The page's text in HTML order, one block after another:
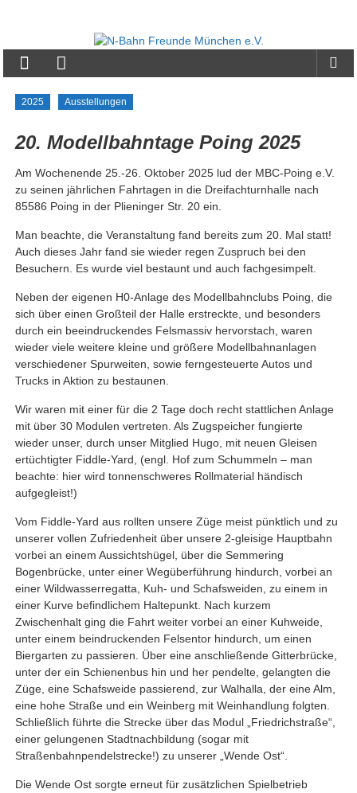
Bahn
Freunde
e.V.
2025 Ausstellungen
20. Modellbahntage Poing 2025
Am Wochenende 25.-26. Oktober 2025 lud der MBC-Poing e.V.
zu seinen jährlichen Fahrtagen in die Dreifachturnhalle nach
85586 Poing in der Plieninger Str. 20 ein.
Man beachte, die Veranstaltung fand bereits zum 20. Mal statt!
Auch dieses Jahr fand sie wieder regen Zuspruch bei den
Besuchern. Es wurde viel bestaunt und auch fachgesimpelt.
Neben der eigenen H0-Anlage des Modellbahnclubs Poing, die
sich über einen Großteil der Halle erstreckte, und besonders
durch ein beeindruckendes Felsmassiv hervorstach, waren
wieder viele weitere kleine und größere Modellbahnanlagen
verschiedener Spurweiten, sowie ferngesteuerte Autos und
Trucks in Aktion zu bestaunen.
Wir waren mit einer für die 2 Tage doch recht stattlichen Anlage
mit über 30 Modulen vertreten. Als Zugspeicher fungierte
wieder unser, durch unser Mitglied Hugo, mit neuen Gleisen
ertüchtigter Fiddle-Yard, (engl. Hof zum Schummeln – man
beachte: hier wird tonnenschweres Rollmaterial händisch
aufgegleist!)
Vom Fiddle-Yard aus rollten unsere Züge meist pünktlich und zu
unserer vollen Zufriedenheit über unsere 2-gleisige Hauptbahn
vorbei an einem Aussichtshügel, über die Semmering
Bogenbrücke, unter einer Wegüberführung hindurch, vorbei an
einer Wildwasserregatta, Kuh- und Schafsweiden, zu einem in
einer Kurve befindlichem Haltepunkt. Nach kurzem
Zwischenhalt ging die Fahrt weiter vorbei an einer Kuhweide,
unter einem beindruckenden Felsentor hindurch, um einen
Biergarten zu passieren. Über eine anschließende Gitterbrücke,
unter der ein Schienenbus hin und her pendelte, gelangten die
Züge, eine Schafsweide passierend, zur Walhalla, der eine Alm,
eine hohe Straße und ein Weinberg mit Weinhandlung folgten.
Schließlich führte die Strecke über das Modul „Friedrichstraße“,
einer gelungenen Stadtnachbildung (sogar mit
Straßenbahnpendelstrecke!) zu unserer „Wende Ost“.
Die Wende Ost sorgte erneut für zusätzlichen Spielbetrieb